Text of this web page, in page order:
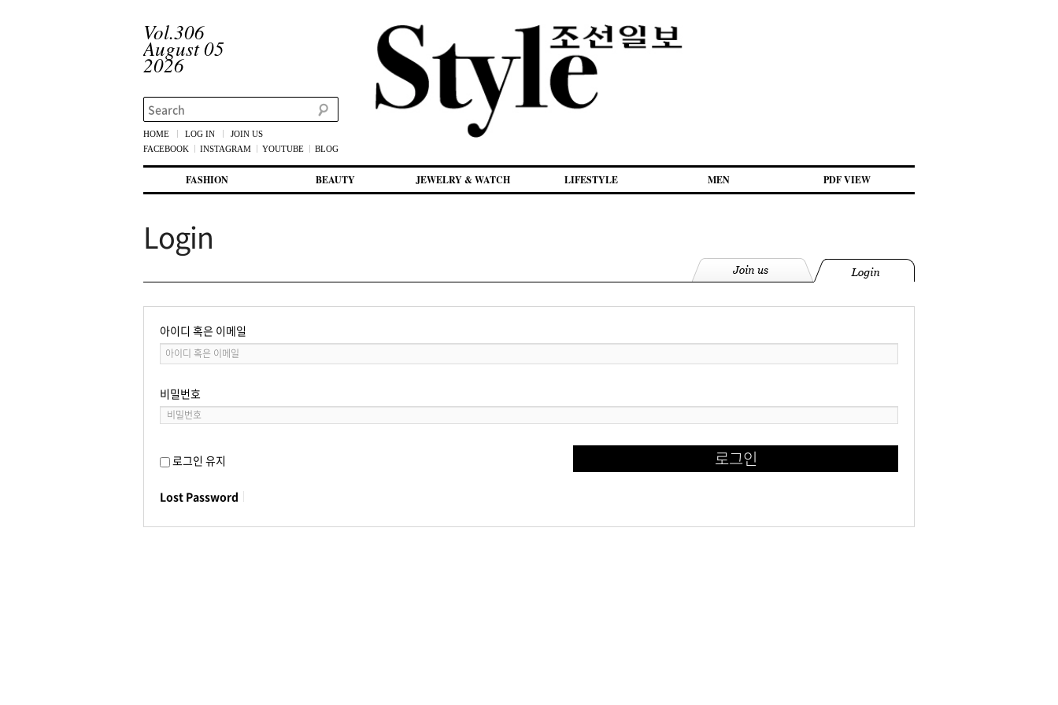
Vol.306
August 05
2026
Search
HOME LOG IN
JOIN US
FACEBOOK
INSTAGRAM YOUTUBE BLOG
첫번째 컨텐츠로 뛰어넘기
두번째 컨텐츠로 뛰어넘기
FASHION BEAUTY JEWELRY & WATCH LIFESTYLE MEN PDF VIEW
Login
아이디 혹은 이메일
비밀번호
로그인 유지
Lost Password